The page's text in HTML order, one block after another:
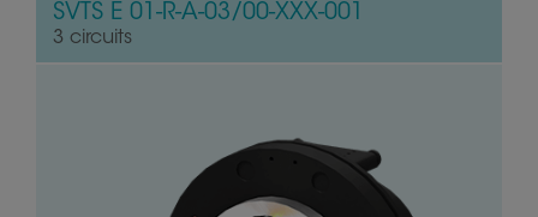
SVTS E 01-R-A-03/00-XXX-001
3 circuits